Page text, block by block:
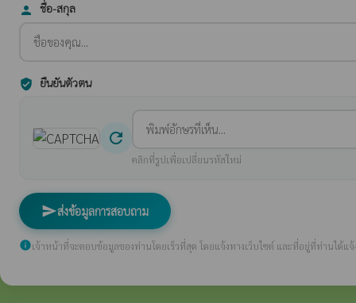
person ชื่อ-สกุล
verified_user ยืนยันตัวตน
refresh
คลิกที่รูปเพื่อเปลี่ยนรหัสใหม่
sendส่งข้อมูลการสอบถาม
infoเจ้าหน้าที่จะตอบข้อมูลของท่านโดยเร็วที่สุด โดยแจ้งทางเว็บไซต์ และที่อยู่ที่ท่านได้แจ้